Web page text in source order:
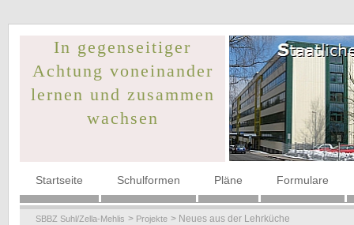
In gegenseitiger
Achtung voneinander
lernen und zusammen
wachsen
Navigation
Startseite Schulformen Pläne Formulare
SBBZ Suhl/Zella-Mehlis Projekte Neues aus der Lehrküche